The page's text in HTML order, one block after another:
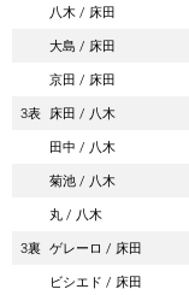
八木
床田
大島
床田
京田
床田
3表 床田 八木
田中
八木
菊池
八木
丸
八木
3裏 ゲレーロ 床田
ビシエド
床田